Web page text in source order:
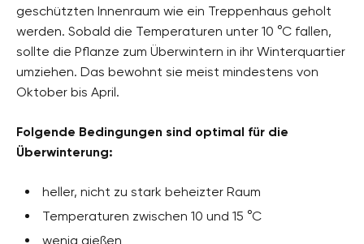
geschützten Innenraum wie ein Treppenhaus geholt
werden. Sobald die Temperaturen unter 10 °C fallen,
sollte die Pflanze zum Überwintern in ihr Winterquartier
umziehen. Das bewohnt sie meist mindestens von
Oktober bis April.
Folgende Bedingungen sind optimal für die
Überwinterung:
heller, nicht zu stark beheizter Raum
Temperaturen zwischen 10 und 15 °C
wenig gießen